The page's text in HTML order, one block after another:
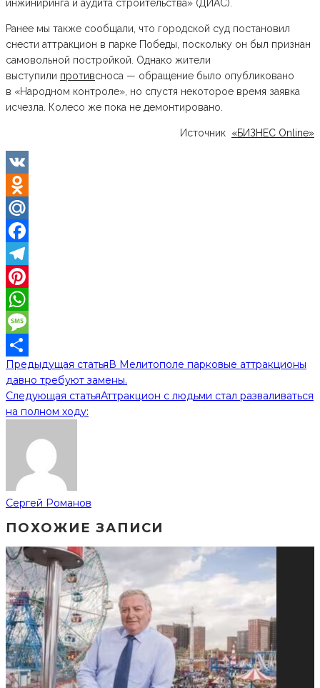
инжиниринга и аудита строительства» (ДИАС).
Ранее мы также сообщали, что городской суд постановил
снести аттракцион в парке Победы, поскольку он был признан
самовольной постройкой. Однако жители
выступили противсноса — обращение было опубликовано
в «Народном контроле», но спустя некоторое время заявка
исчезла. Колесо же пока не демонтировано.
Источник «БИЗНЕС Online»
VK
Odnoklassniki
Mail.Ru
Facebook
Telegram
Pinterest
WhatsApp
Message
Отправить
Предыдущая статьяВ Мелитополе парковые аттракционы
давно требуют замены.
Следующая статьяАттракцион с людьми стал разваливаться
на полном ходу:
Сергей Романов
ПОХОЖИЕ ЗАПИСИ